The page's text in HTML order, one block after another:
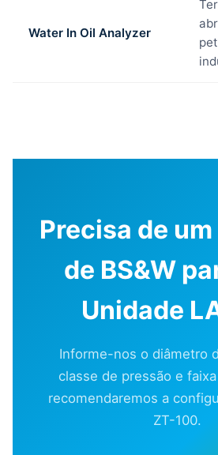
Water In Oil Analyzer
Precisa de
de BS&W
Unidade
Informe-nos o diâmetro
classe de pressão e
recomendaremos a
ZT-100.